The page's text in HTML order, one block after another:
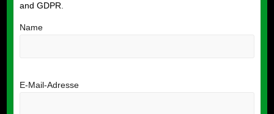
and GDPR
Name
E-Mail-Adresse